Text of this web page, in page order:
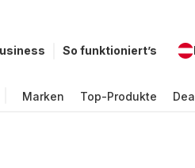
So funktioniert’s
Marken Top-Produkte